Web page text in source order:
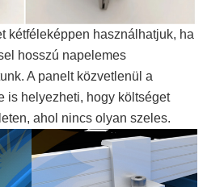
kétféleképpen használhatjuk, ha
hosszú napelemes
A panelt közvetlenül a
is helyezheti, hogy költséget
ahol nincs olyan szeles.